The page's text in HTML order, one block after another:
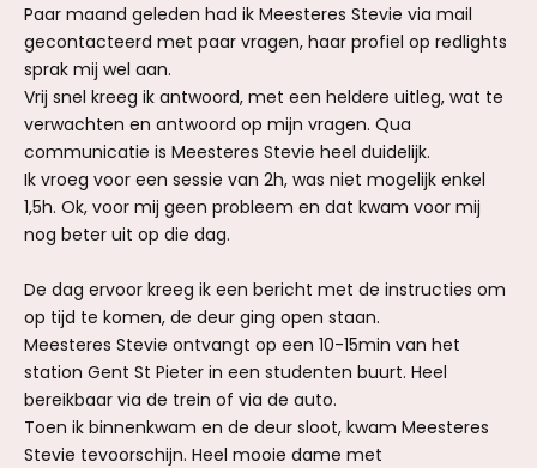
Paar maand geleden had ik Meesteres Stevie via mail
gecontacteerd met paar vragen, haar profiel op redlights
sprak mij wel aan.
Vrij snel kreeg ik antwoord, met een heldere uitleg, wat te
verwachten en antwoord op mijn vragen. Qua
communicatie is Meesteres Stevie heel duidelijk.
Ik vroeg voor een sessie van 2h, was niet mogelijk enkel
1,5h. Ok, voor mij geen probleem en dat kwam voor mij
nog beter uit op die dag.
De dag ervoor kreeg ik een bericht met de instructies om
op tijd te komen, de deur ging open staan.
Meesteres Stevie ontvangt op een 10-15min van het
station Gent St Pieter in een studenten buurt. Heel
bereikbaar via de trein of via de auto.
Toen ik binnenkwam en de deur sloot, kwam Meesteres
Stevie tevoorschijn. Heel mooie dame met